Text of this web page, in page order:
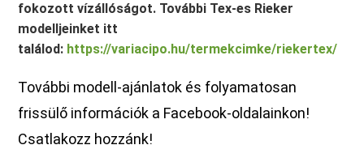
fokozott vízállóságot. További Tex-es Rieker
modelljeinket itt
találod: https://variacipo.hu/termekcimke/riekertex/
További modell-ajánlatok és folyamatosan
frissülő információk a Facebook-oldalainkon!
Csatlakozz hozzánk!